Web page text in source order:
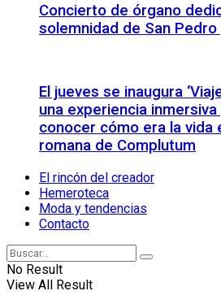
Concierto de órgano
solemnidad de San Pedro
El jueves se inaugura
una experiencia
conocer cómo era la vida
romana de Complutum
El rincón del creador
Hemeroteca
Moda y tendencias
Contacto
No Result
View All Result